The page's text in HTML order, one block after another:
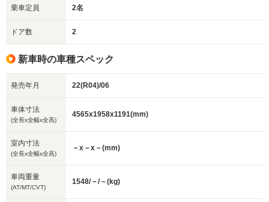
乗車定員 2名
ドア数 2
新車時の車種スペック
発売年月 22(R04)/06
車体寸法
(全長x全幅x全高)
4565x1958x1191(mm)
室内寸法
(全長x全幅x全高)
－x－x－(mm)
車両重量
(AT/MT/CVT)
1548/－/－(kg)